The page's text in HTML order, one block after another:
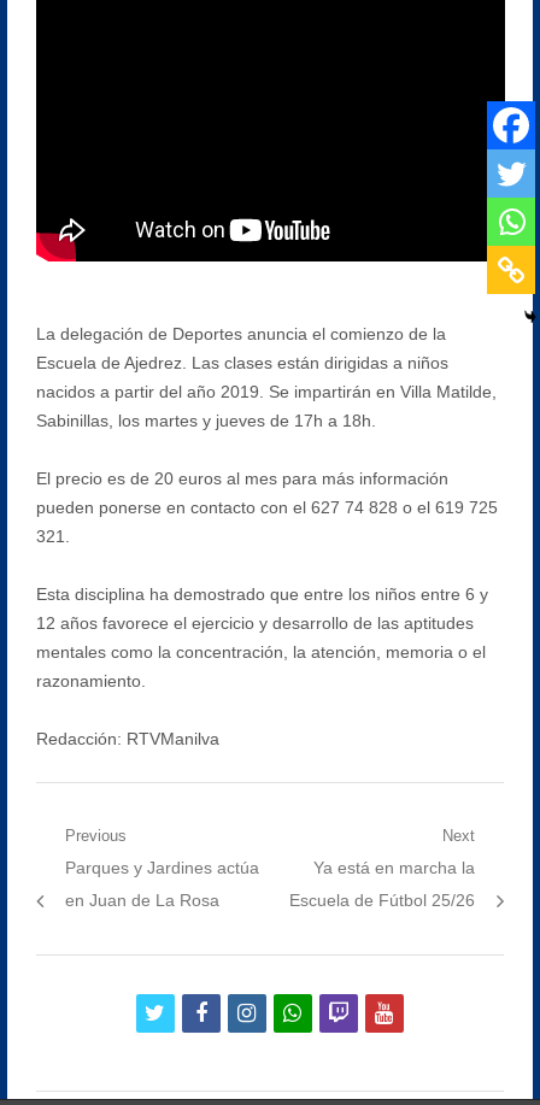
La delegación de Deportes anuncia el comienzo de la
Escuela de Ajedrez. Las clases están dirigidas a niños
nacidos a partir del año 2019. Se impartirán en Villa Matilde,
Sabinillas, los martes y jueves de 17h a 18h.
El precio es de 20 euros al mes para más información
pueden ponerse en contacto con el 627 74 828 o el 619 725
321.
Esta disciplina ha demostrado que entre los niños entre 6 y
12 años favorece el ejercicio y desarrollo de las aptitudes
mentales como la concentración, la atención, memoria o el
razonamiento.
Redacción: RTVManilva
Navegación
Previous
Previous
post:
Parques y Jardines actúa
en Juan de La Rosa
Next
Next
post:
Ya está en marcha la
Escuela de Fútbol 25/26
twitterfacebookinstagramwhatsapp
twitchyoutube